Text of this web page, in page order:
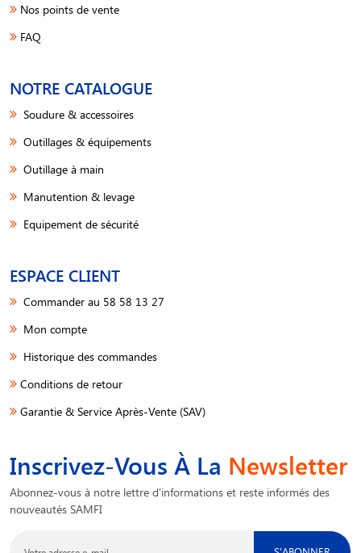
Nos points de vente
FAQ
NOTRE CATALOGUE
Soudure & accessoires
Outillages & équipements
Outillage à main
Manutention & levage
Equipement de sécurité
ESPACE CLIENT
Commander au 58 58 13 27
Mon compte
Historique des commandes
Conditions de retour
Garantie & Service Après-Vente (SAV)
Inscrivez-Vous À La Newsletter
Abonnez-vous à notre lettre d'informations et reste informés des
nouveautés SAMFI